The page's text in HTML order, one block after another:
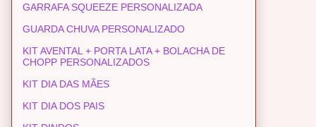
GARRAFA SQUEEZE PERSONALIZADA
GUARDA CHUVA PERSONALIZADO
KIT AVENTAL + PORTA LATA + BOLACHA DE
CHOPP PERSONALIZADOS
KIT DIA DAS MÃES
KIT DIA DOS PAIS